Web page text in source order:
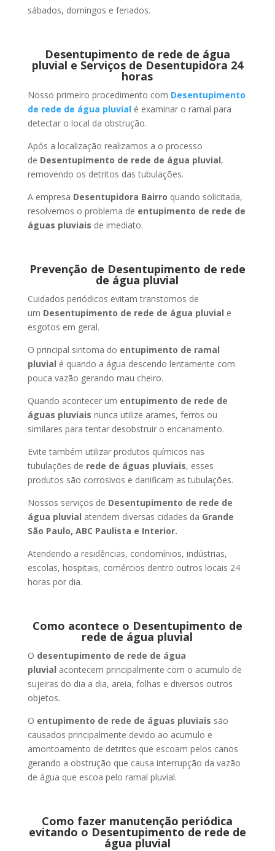
sábados, domingos e feriados.
Desentupimento de rede de água
pluvial e Serviços de Desentupidora 24
horas
Nosso primeiro procedimento com Desentupimento
de rede de água pluvialé examinar o ramal para
detectar o local da obstrução.
Após a localização realizamos a o processo
de Desentupimento de rede de água pluvial,
removendo os detritos das tubulações.
A empresa Desentupidora Bairro quando solicitada,
resolvemos o problema de entupimento de rede de
águas pluviais de imediato.
Prevenção de Desentupimento de rede
de água pluvial
Cuidados periódicos evitam transtornos de
um Desentupimento de rede de água pluvial e
esgotos em geral.
O principal sintoma do entupimento de ramal
pluvial é quando a água descendo lentamente com
pouca vazão gerando mau cheiro.
Quando acontecer um entupimento de rede de
águas pluviais nunca utilize arames, ferros ou
similares para tentar desobstruir o encanamento.
Evite também utilizar produtos químicos nas
tubulações de rede de águas pluviais, esses
produtos são corrosivos e danificam as tubulações.
Nossos serviços de Desentupimento de rede de
água pluvial atendem diversas cidades da Grande
São Paulo, ABC Paulista e Interior.
Atendendo a residências, condomínios, indústrias,
escolas, hospitais, comércios dentro outros locais 24
horas por dia.
Como acontece o Desentupimento de
rede de água pluvial
O desentupimento de rede de água
pluvial acontecem principalmente com o acumulo de
sujeiras do dia a dia, areia, folhas e diversos outros
objetos.
O entupimento de rede de águas pluviais são
causados principalmente devido ao acumulo e
amontoamento de detritos que escoam pelos canos
gerando a obstrução que causa interrupção da vazão
de água que escoa pelo ramal pluvial.
Como fazer manutenção periódica
evitando o Desentupimento de rede de
água pluvial